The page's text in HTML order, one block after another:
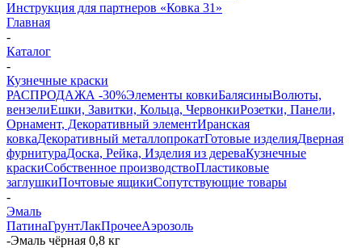
Инструкция для партнеров «Ковка 31»
Главная
-
Каталог
-
Кузнечные краски
РАСПРОДАЖА -30%Элементы ковкиБалясиныВолюты,
вензелиЕшки, Завитки, Кольца, ЧервонкиРозетки, Панели,
Орнамент, Декоративный элементИранская
ковкаДекоративный металлопрокатГотовые изделияДверная
фурнитураДоска, Рейка, Изделия из дереваКузнечные
краскиСобственное производствоПластиковые
заглушкиПочтовые ящикиСопутствующие товары
-
Эмаль
ПатинаГрунтЛакПрочееАэрозоль
-Эмаль чёрная 0,8 кг